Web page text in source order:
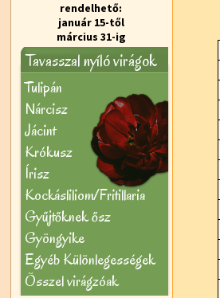
rendelhető:
január 15-től
március 31-ig
Tavasszal nyíló virágok
Tulipán
Nárcisz
Jácint
Krókusz
Írisz
Kockásliliom/Fritillaria
Gyűjtőknek ősz
Gyöngyike
Egyéb Különlegességek
Õsszel virágzóak